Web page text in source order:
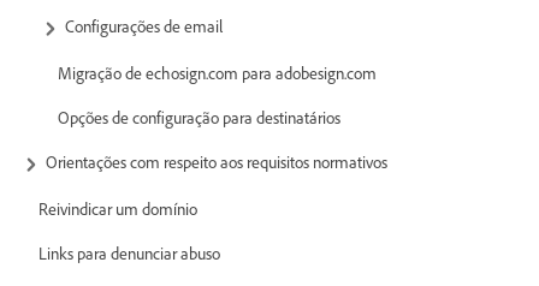
Configurações de email
Migração de echosign.com para adobesign.com
Opções de configuração para destinatários
Orientações com respeito aos requisitos normativos
Reivindicar um domínio
Links para denunciar abuso